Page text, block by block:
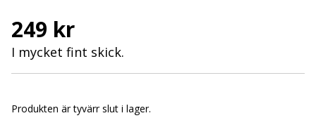
249 kr
I mycket fint skick.
Produkten är tyvärr slut i lager.